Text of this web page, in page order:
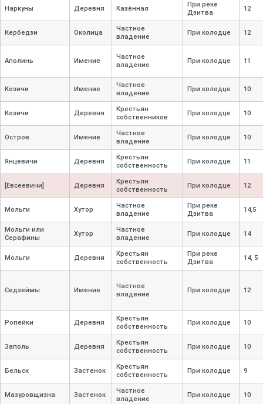
Наркуны Деревня Казённая
При реке
Дзитва
12
Кербедзи Околица
Частное
владение
При колодце 12
Аполинь Имение
Частное
владение
При колодце 11
Козичи Имение
Частное
владение
При колодце 10
Козичи Деревня
Крестьян
собственников
При колодце 10
Остров Имение
Частное
владение
При колодце 10
Янцевичи Деревня
Крестьян
собственность
При колодце 11
[Евсеевичи] Деревня
Крестьян
собственность
При колодце 12
Мольги Хутор
Частное
владение
При реке
Дзитва
14,5
Мольги или
Серафины
Хутор
Частное
владение
При колодце 14
Мольги Деревня
Крестьян
собственность
При реке
Дзитва
14, 5
Седзеймы Имение
Частное
владение
При колодце 12
Ропейки Деревня
Крестьян
собственность
При колодце 10
Заполь Деревня
Крестьян
собственность
При колодце 10
Бельск Застенок
Крестьян
собственность
При колодце 9
Мазуровщизна Застенок
Частное
владение
При колодце 10